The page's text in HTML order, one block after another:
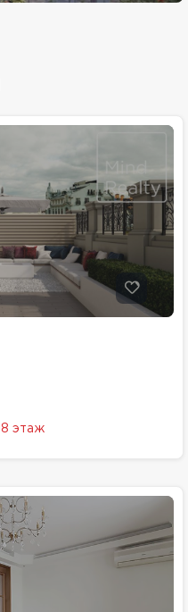
8 этаж